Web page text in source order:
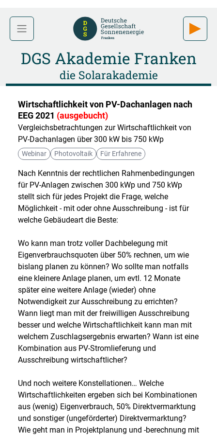
DGS Akademie Franken
die Solarakademie
Wirtschaftlichkeit von PV-Dachanlagen nach
EEG 2021 (ausgebucht)
Vergleichsbetrachtungen zur Wirtschaftlichkeit von
PV-Dachanlagen über 300 kW bis 750 kWp
Webinar Photovoltaik Für Erfahrene
Nach Kenntnis der rechtlichen Rahmenbedingungen
für PV-Anlagen zwischen 300 kWp und 750 kWp
stellt sich für jedes Projekt die Frage, welche
Möglichkeit - mit oder ohne Ausschreibung - ist für
welche Gebäudeart die Beste:
Wo kann man trotz voller Dachbelegung mit
Eigenverbrauchsquoten über 50% rechnen, um wie
bislang planen zu können? Wo sollte man notfalls
eine kleinere Anlage planen, um evtl. 12 Monate
später eine weitere Anlage (wieder) ohne
Notwendigkeit zur Ausschreibung zu errichten?
Wann liegt man mit der freiwilligen Ausschreibung
besser und welche Wirtschaftlichkeit kann man mit
welchem Zuschlagsergebnis erwarten? Wann ist eine
Kombination aus PV-Stromlieferung und
Ausschreibung wirtschaftlicher?
Und noch weitere Konstellationen… Welche
Wirtschaftlichkeiten ergeben sich bei Kombinationen
aus (wenig) Eigenverbrauch, 50% Direktvermarktung
und sonstiger (ungeförderter) Direktvermarktung?
Wie geht man in Projektplanung und -berechnung mit